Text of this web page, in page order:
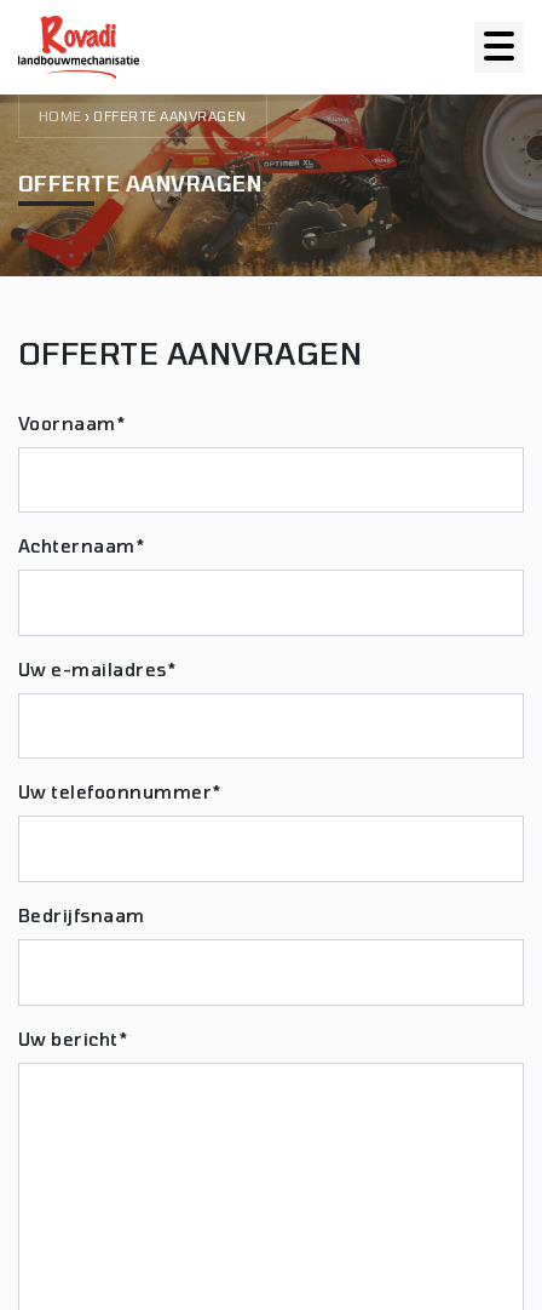
HOME › OFFERTE AANVRAGEN
OFFERTE AANVRAGEN
OFFERTE AANVRAGEN
Voornaam*
Achternaam*
Uw e-mailadres*
Uw telefoonnummer*
Bedrijfsnaam
Uw bericht*